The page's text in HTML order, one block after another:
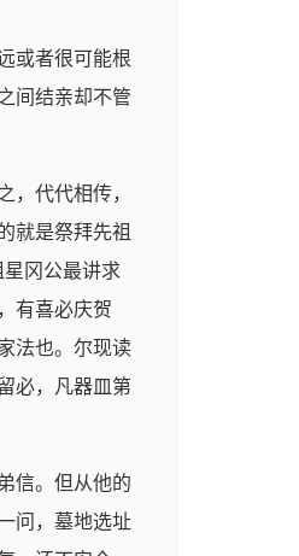
或者很可能根
间结亲却不管
，代代相传，
就是祭拜先祖
冈公最讲求
有喜必庆贺
法也。尔现读
必，凡器皿第
信。但从他的
问，墓地选址